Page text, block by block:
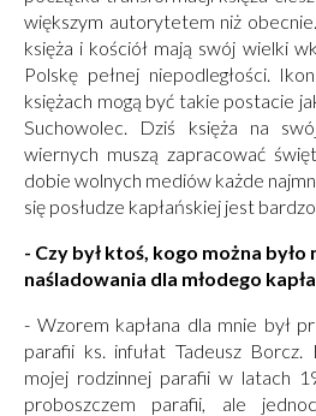
większym autorytetem niż
księża i kościół mają swój wielki
Polskę pełnej niepodległości.
księżach mogą być takie postacie
Suchowolec. Dziś księża na
wiernych muszą zapracować
dobie wolnych mediów każde
się posłudze kapłańskiej jest
- Czy był ktoś, kogo można
naśladowania dla młodego
- Wzorem kapłana dla mnie był
parafii ks. infułat Tadeusz
mojej rodzinnej parafii w latach
proboszczem parafii, ale